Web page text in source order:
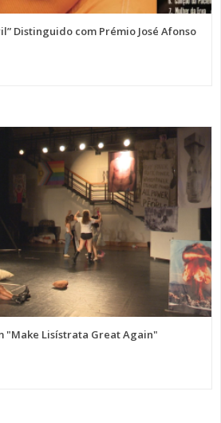
Distinguido com Prémio José Afonso
"Make Lisístrata Great Again"